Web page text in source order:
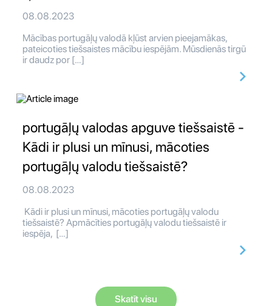
08.08.2023
Mācības portugāļų valodā kļūst arvien pieejamākas,
pateicoties tiešsaistes mācību iespējām. Mūsdienās tirgū
ir daudz por […]
portugāļų valodas apguve tiešsaistē -
Kādi ir plusi un mīnusi, mācoties
portugāļų valodu tiešsaistē?
08.08.2023
Kādi ir plusi un mīnusi, mācoties portugāļų valodu
tiešsaistē? Apmācīties portugāļų valodu tiešsaistē ir
iespēja, […]
Skatīt visu